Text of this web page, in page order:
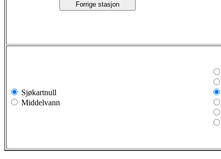
Forrige stasjon
Sjøkartnull
Middelvann